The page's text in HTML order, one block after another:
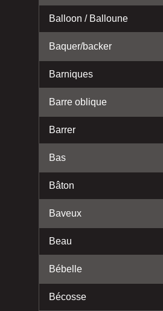
Balloon / Balloune
Baquer/backer
Barniques
Barre oblique
Barrer
Bas
Bâton
Baveux
Beau
Bébelle
Bécosse